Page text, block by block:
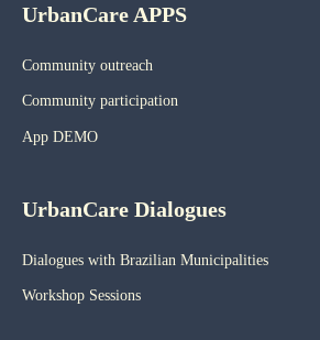
UrbanCare APPS
Community outreach
Community participation
App DEMO
UrbanCare Dialogues
Dialogues with Brazilian Municipalities
Workshop Sessions